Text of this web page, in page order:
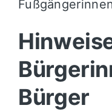
Bürger